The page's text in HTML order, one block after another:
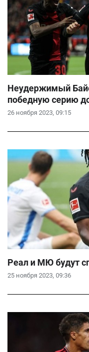
26 ноября 2023, 09:15
Неудержимый
победную серию
25 ноября 2023, 09:36
Реал и МЮ будут